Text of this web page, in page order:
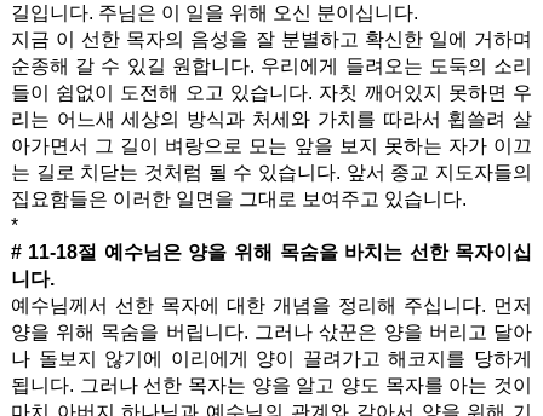
길입니다. 주님은 이 일을 위해 오신 분이십니다.
지금 이 선한 목자의 음성을 잘 분별하고 확신한 일에 거하며
순종해 갈 수 있길 원합니다. 우리에게 들려오는 도둑의 소리
들이 쉼없이 도전해 오고 있습니다. 자칫 깨어있지 못하면 우
리는 어느새 세상의 방식과 처세와 가치를 따라서 휩쓸려 살
아가면서 그 길이 벼랑으로 모는 앞을 보지 못하는 자가 이끄
는 길로 치닫는 것처럼 될 수 있습니다. 앞서 종교 지도자들의
집요함들은 이러한 일면을 그대로 보여주고 있습니다.
*
# 11-18절 예수님은 양을 위해 목숨을 바치는 선한 목자이십
니다.
예수님께서 선한 목자에 대한 개념을 정리해 주십니다. 먼저
양을 위해 목숨을 버립니다. 그러나 삯꾼은 양을 버리고 달아
나 돌보지 않기에 이리에게 양이 끌려가고 해코지를 당하게
됩니다. 그러나 선한 목자는 양을 알고 양도 목자를 아는 것이
마치 아버지 하나님과 예수님의 관계와 같아서 양을 위해 기